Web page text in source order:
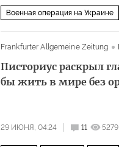
Военная операция на Украине
Frankfurter Allgemeine Zeitung
Писториус раскрыл
бы жить в мире без
29 ИЮНЯ, 04:24 11 5279